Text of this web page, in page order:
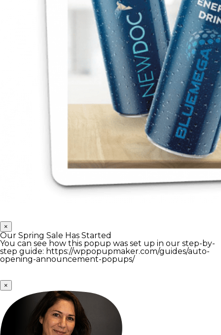
×
Our Spring Sale Has Started
You can see how this popup was set up in our step-by-
step guide: https://wppopupmaker.com/guides/auto-
opening-announcement-popups/
×